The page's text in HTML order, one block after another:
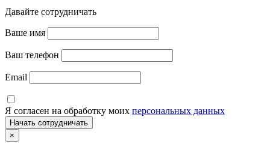
Давайте сотрудничать
Ваше имя
Ваш телефон
Email
Я согласен на обработку моих персональных данных
×